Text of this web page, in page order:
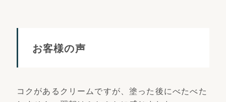
お客様の声
コクがあるクリームですが、塗った後にべたべた